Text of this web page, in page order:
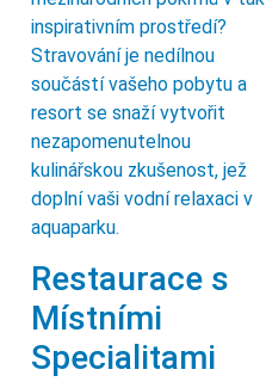
inspirativním prostředí?
Stravování je nedílnou
součástí vašeho pobytu a
resort se snaží vytvořit
nezapomenutelnou
kulinářskou zkušenost, jež
doplní vaši vodní relaxaci v
aquaparku.
Restaurace s
Místními
Specialitami